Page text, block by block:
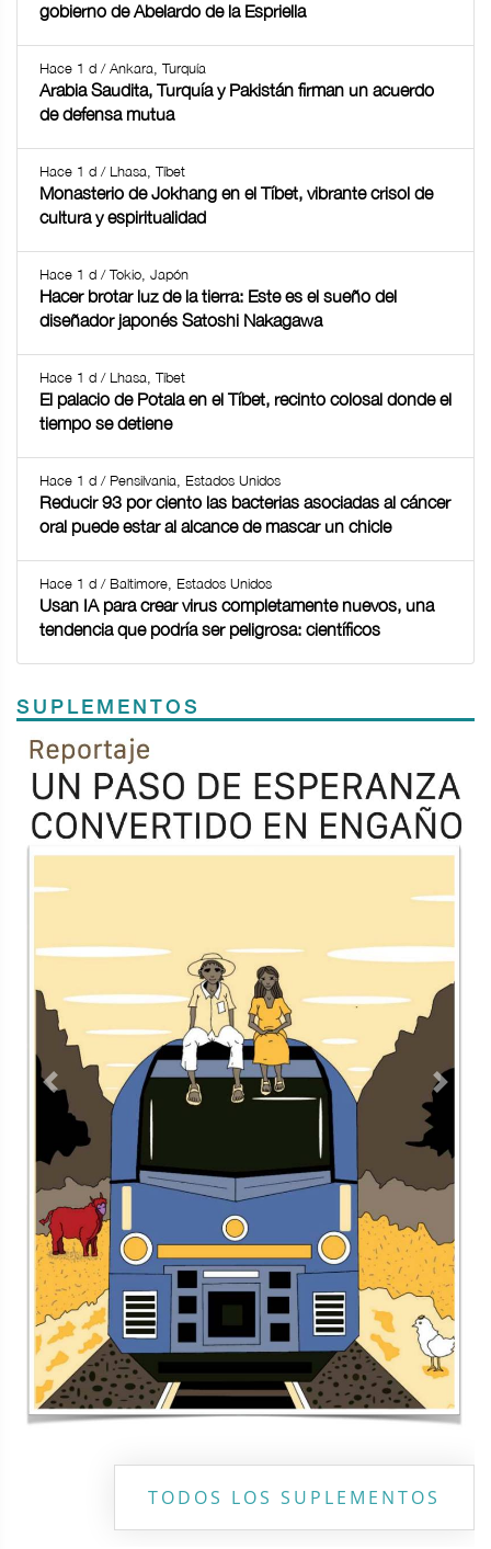
gobierno de Abelardo de la Espriella
Hace 1 d / Ankara, Turquía
Arabia Saudita, Turquía y Pakistán firman un acuerdo
de defensa mutua
Hace 1 d / Lhasa, Tíbet
Monasterio de Jokhang en el Tíbet, vibrante crisol de
cultura y espiritualidad
Hace 1 d / Tokio, Japón
Hacer brotar luz de la tierra: Este es el sueño del
diseñador japonés Satoshi Nakagawa
Hace 1 d / Lhasa, Tíbet
El palacio de Potala en el Tíbet, recinto colosal donde el
tiempo se detiene
Hace 1 d / Pensilvania, Estados Unidos
Reducir 93 por ciento las bacterias asociadas al cáncer
oral puede estar al alcance de mascar un chicle
Hace 1 d / Baltimore, Estados Unidos
Usan IA para crear virus completamente nuevos, una
tendencia que podría ser peligrosa: científicos
SUPLEMENTOS
Previous
TODOS LOS SUPLEMENTOS
Contacto Directorio Aviso de privacidad
Copyright ©2026 Todos los derechos reservados | La Jornada
Maya